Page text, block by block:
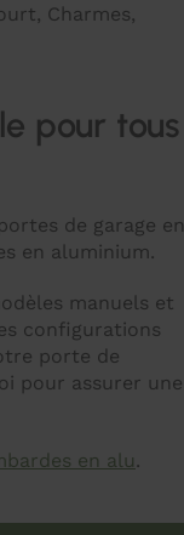
Charmes,
pour tous
de garage en
en aluminium.
manuels et
configurations
porte de
pour assurer une
en alu.